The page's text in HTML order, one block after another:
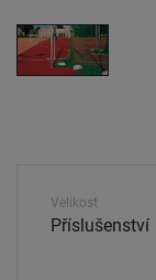
Velikost
Příslušenství